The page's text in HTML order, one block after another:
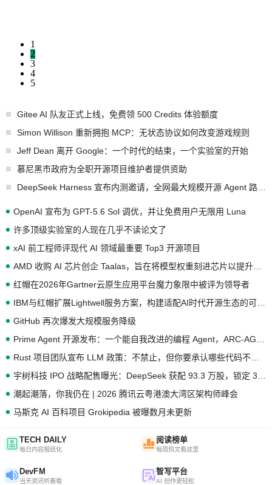
1
2
3
4
5
Gitee AI 队友正式上线，免费领 500 Credits 体验额度
Simon Willison 重新拥抱 MCP：无状态协议如何改变游戏规则
Jeff Dean 离开 Google：一个时代的结束，一个实验室的开始
慕尼黑市政府为全职开源项目维护者提供资助
OpenAI 宣布为 GPT-5.6 Sol 调优，并让免费用户无限用 Luna
许多顶级实验室的人现在几乎不读论文了
xAI 前工程师评现代 AI 领域最重要 Top3 开源项目
红帽在2026年Gartner云原生应用平台魔力象限中被评为领导者
GitHub 再次爆发大规模服务降级
潮起潮落，你我仍在 | 2026 腾讯云粤港澳大湾区架构师峰会
马斯克 AI 百科项目 Grokipedia 被曝数月未更新
TECH DAILY
每日内容报纸化
阅读榜单
每周热文看这里
DevFM
当天资讯听着看
智写平台
AI 创作更轻松